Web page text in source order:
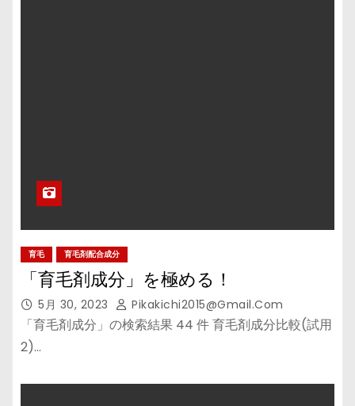
育毛 育毛剤配合成分
「育毛剤成分」を極める！
5月 30, 2023 Pikakichi2015@gmail.com
「育毛剤成分」の検索結果 44 件 育毛剤成分比較(試用
2)…